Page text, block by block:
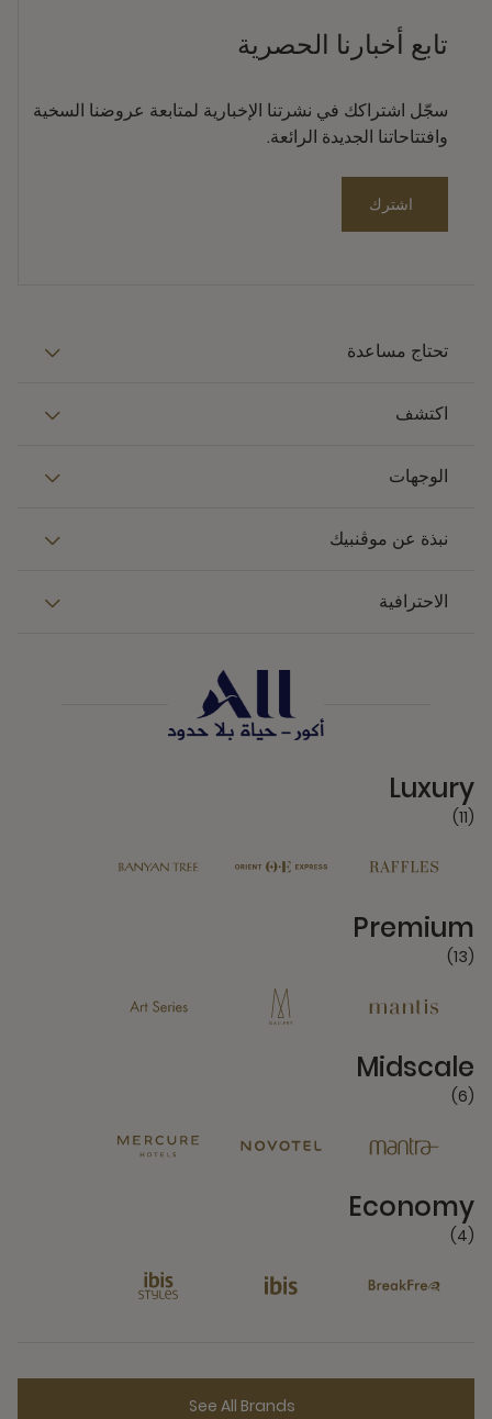
تابع أخبارنا الحصرية
سجّل اشتراكك في نشرتنا الإخبارية لمتابعة عروضنا السخية
وافتتاحاتنا الجديدة الرائعة.
اشترك
تحتاج مساعدة
اكتشف
الوجهات
نبذة عن موڤنبيك
الاحترافية
Luxury
(11)
Premium
(13)
Midscale
(6)
Economy
(4)
See All Brands